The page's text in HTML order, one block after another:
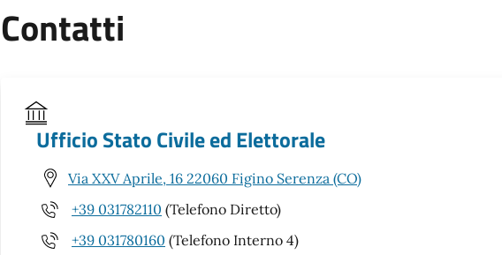
Contatti
Ufficio Stato Civile ed Elettorale
Via XXV Aprile, 16 22060 Figino Serenza (CO)
+39 031782110 (Telefono Diretto)
+39 031780160 (Telefono Interno 4)